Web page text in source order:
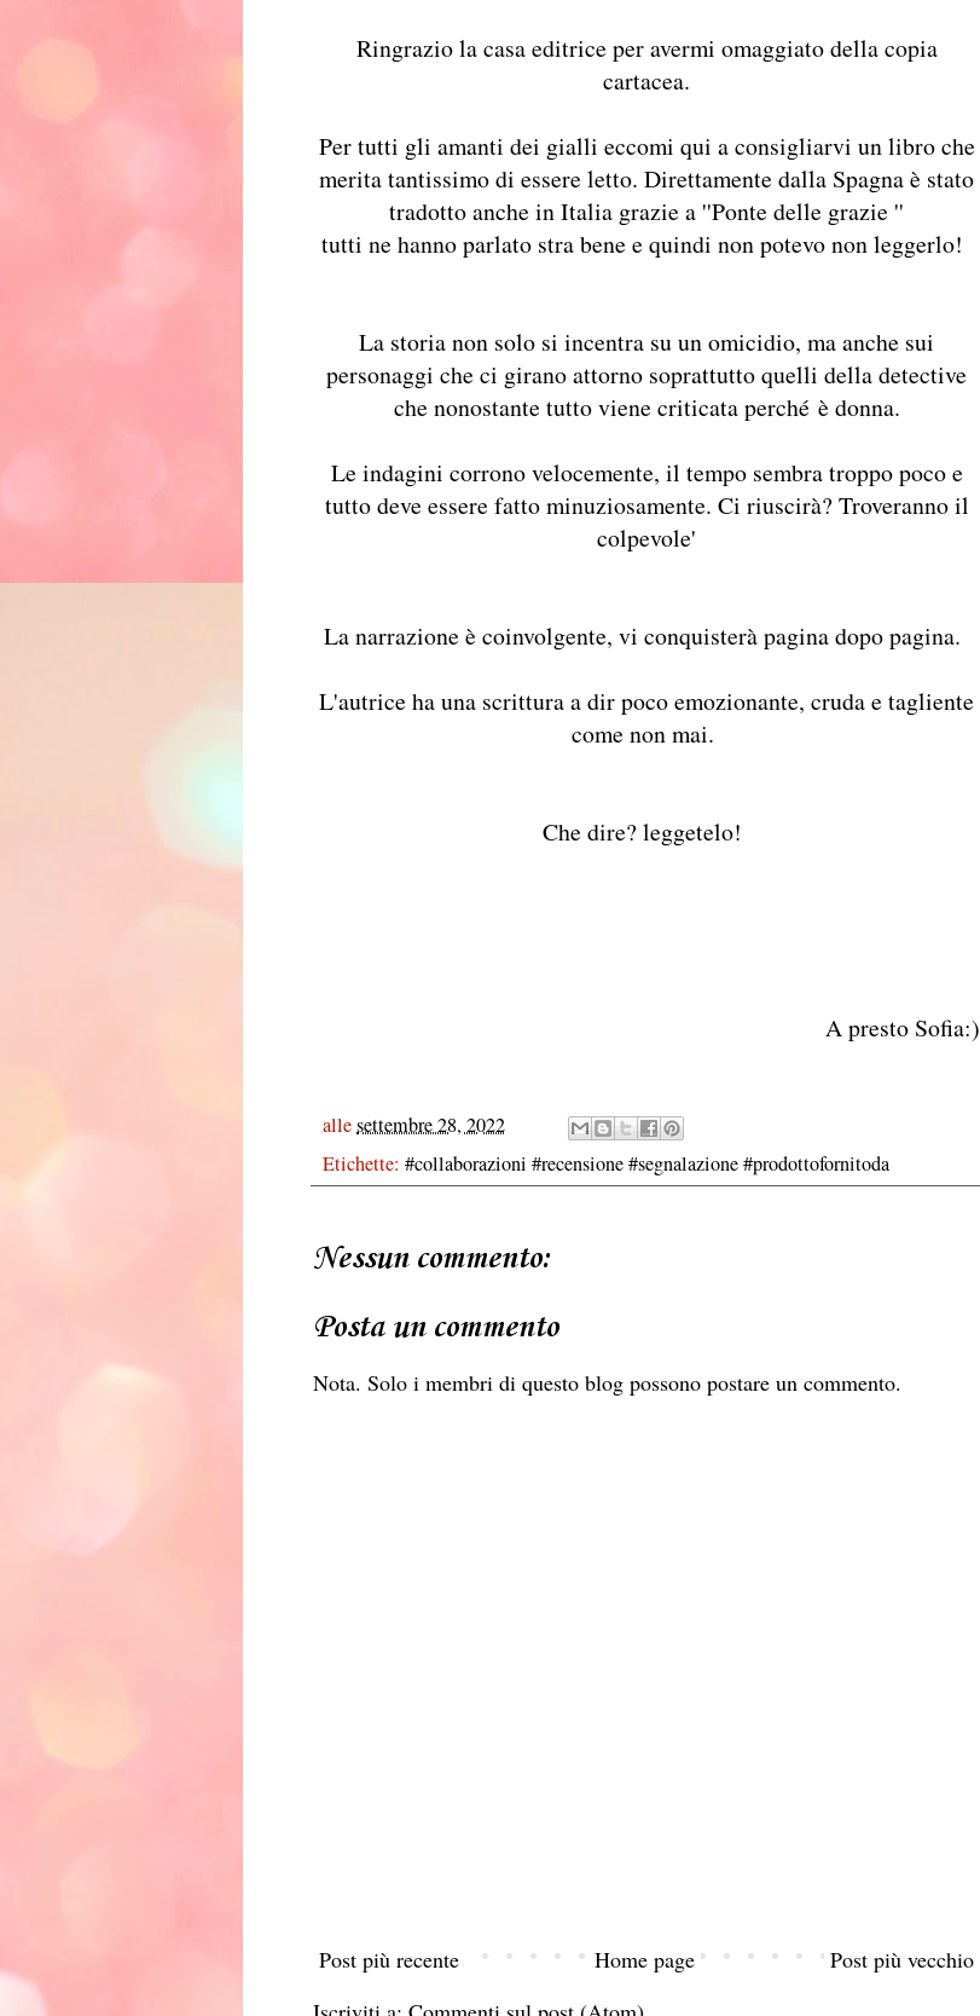
Ringrazio la casa editrice per avermi omaggiato della copia
cartacea.
Per tutti gli amanti dei gialli eccomi qui a consigliarvi un libro che
merita tantissimo di essere letto. Direttamente dalla Spagna è stato
tradotto anche in Italia grazie a ''Ponte delle grazie ''
tutti ne hanno parlato stra bene e quindi non potevo non leggerlo!
La storia non solo si incentra su un omicidio, ma anche sui
personaggi che ci girano attorno soprattutto quelli della detective
che nonostante tutto viene criticata perché è donna.
Le indagini corrono velocemente, il tempo sembra troppo poco e
tutto deve essere fatto minuziosamente. Ci riuscirà? Troveranno il
colpevole'
La narrazione è coinvolgente, vi conquisterà pagina dopo pagina.
L'autrice ha una scrittura a dir poco emozionante, cruda e tagliente
come non mai.
Che dire? leggetelo!
A presto Sofia:)
allesettembre 28, 2022
Etichette: #collaborazioni #recensione #segnalazione #prodottofornitoda
Nessun commento:
Posta un commento
Nota. Solo i membri di questo blog possono postare un commento.
Post più recente Post più vecchio
Home page